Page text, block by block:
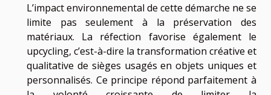
L’impact environnemental de cette démarche ne se
limite pas seulement à la préservation des
matériaux. La réfection favorise également le
upcycling, c’est-à-dire la transformation créative et
qualitative de sièges usagés en objets uniques et
personnalisés. Ce principe répond parfaitement à